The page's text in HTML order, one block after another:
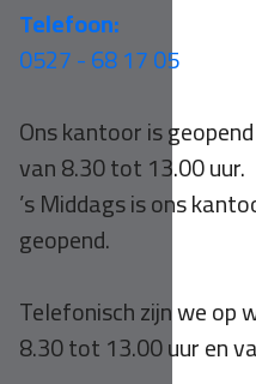
Telefoon:
0527 - 68 17 05
Ons kantoor is
van 8.30 tot 13.00 uur.
’s Middags is ons
geopend.
Telefonisch zijn we op
8.30 tot 13.00 uur en